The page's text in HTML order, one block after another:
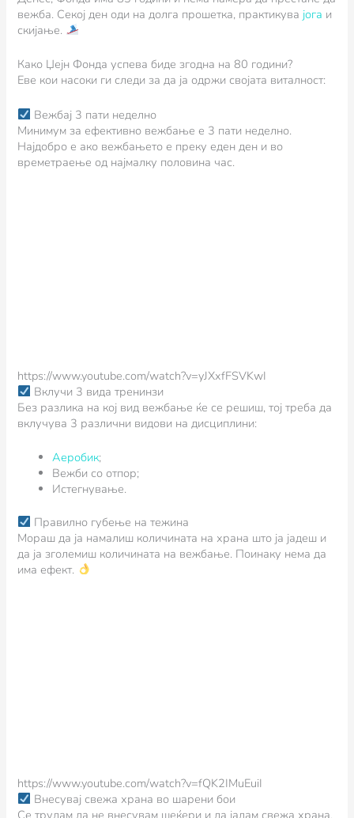
вежба. Секој ден оди на долга прошетка, практикува јога и
скијање.
Како Џејн Фонда успева биде згодна на 80 години?
Еве кои насоки ги следи за да ја одржи својата виталност:
Вежбај 3 пати неделно
Минимум за ефективно вежбање е 3 пати неделно.
Најдобро е ако вежбањето е преку еден ден и во
времетраење од најмалку половина час.
https://www.youtube.com/watch?v=yJXxfFSVKwI
Вклучи 3 вида тренинзи
Без разлика на кој вид вежбање ќе се решиш, тој треба да
вклучува 3 различни видови на дисциплини:
Аеробик;
Вежби со отпор;
Истегнување.
Правилно губење на тежина
Мораш да ја намалиш количината на храна што ја јадеш и
да ја зголемиш количината на вежбање. Поинаку нема да
има ефект.
https://www.youtube.com/watch?v=fQK2IMuEuiI
Внесувај свежа храна во шарени бои
Се трудам да не внесувам шеќери и да јадам свежа храна.